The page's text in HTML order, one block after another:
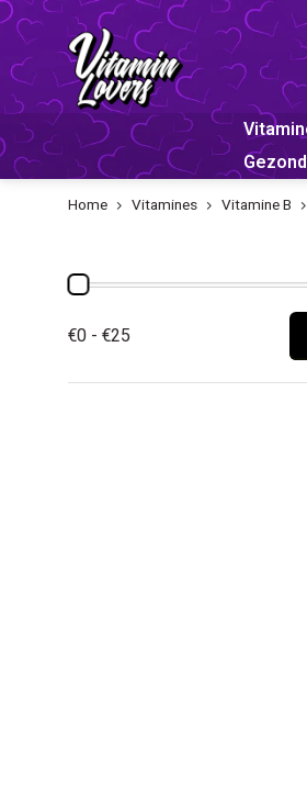
Home Vitamines Vitamine B
€0 - €25